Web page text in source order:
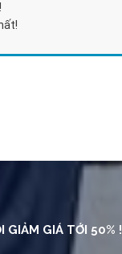
GIẢM GIÁ TỚI 50% !